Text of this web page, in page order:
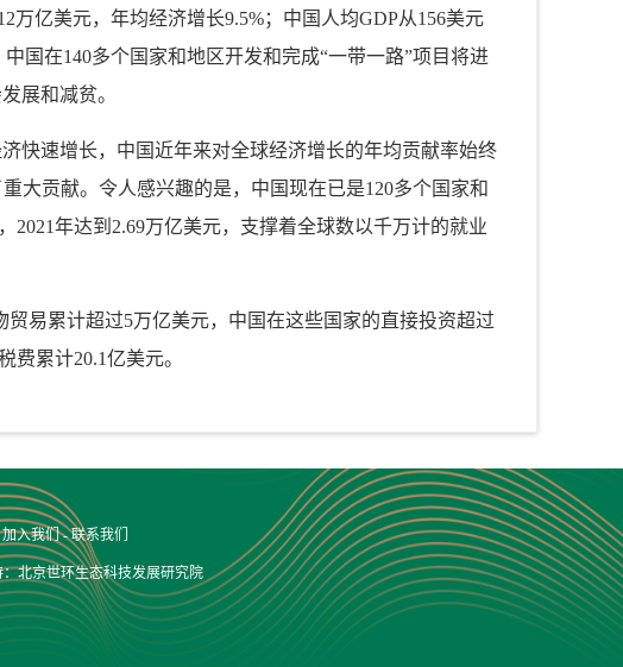
万亿美元，年均经济增长9.5%；中国人均GDP从156美元
国在140多个国家和地区开发和完成“一带一路”项目将进
展和减贫。
快速增长，中国近年来对全球经济增长的年均贡献率始终
大贡献。令人感兴趣的是，中国现在已是120多个国家和
2021年达到2.69万亿美元，支撑着全球数以千万计的就业
易累计超过5万亿美元，中国在这些国家的直接投资超过
累计20.1亿美元。
加入我们-联系我们
北京世环生态科技发展研究院